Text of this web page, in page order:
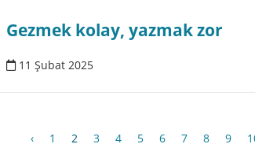
Gezmek kolay, yazmak zor
11 Şubat 2025
‹ 1 2 3 4 5 6 7 8 9